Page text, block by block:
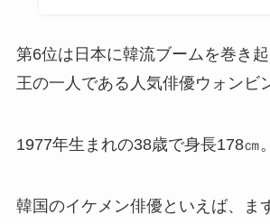
第6位は日本に韓流ブームを巻き
王の一人である人気俳優ウォンビ
1977年生まれの38歳で身長178㎝。
韓国のイケメン俳優といえば、ま